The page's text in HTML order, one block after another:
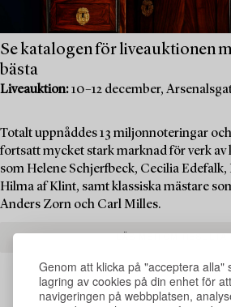
Genom att klicka på "acceptera alla"
lagring av cookies på din enhet för
navigeringen på webbplatsen,
Se katalogen för liveauktionen
bästa
Liveauktion:10–12 december,
Totalt uppnåddes 13 miljonnoteringar
fortsatt mycket stark marknad för verk
som Helene Schjerfbeck, Cecilia
Hilma af Klint, samt klassiska mästare
Anders Zorn och Carl Milles.